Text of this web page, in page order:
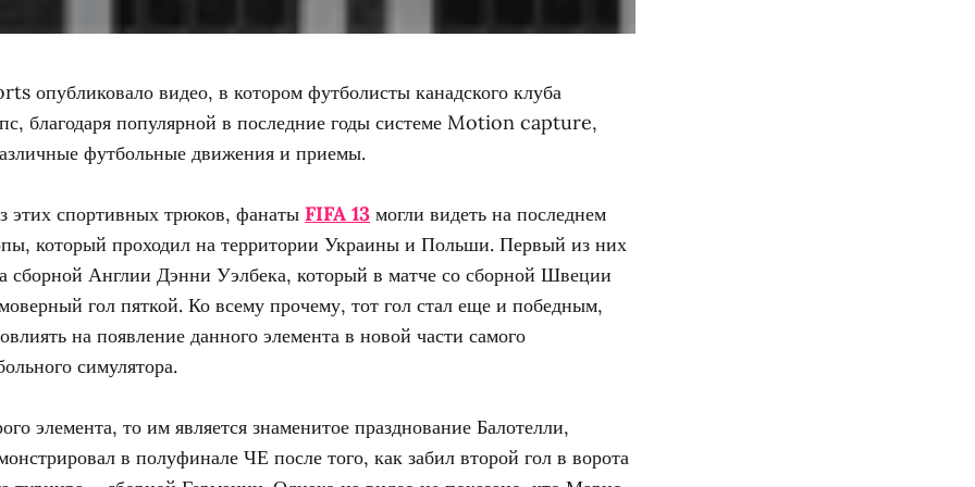
опубликовало видео, в котором футболисты канадского клуба
благодаря популярной в последние годы системе Motion capture,
футбольные движения и приемы.
этих спортивных трюков, фанаты FIFA 13 могли видеть на последнем
который проходил на территории Украины и Польши. Первый из них
сборной Англии Дэнни Уэлбека, который в матче со сборной Швеции
гол пяткой. Ко всему прочему, тот гол стал еще и победным,
на появление данного элемента в новой части самого
симулятора.
элемента, то им является знаменитое празднование Балотелли,
в полуфинале ЧЕ после того, как забил второй гол в ворота